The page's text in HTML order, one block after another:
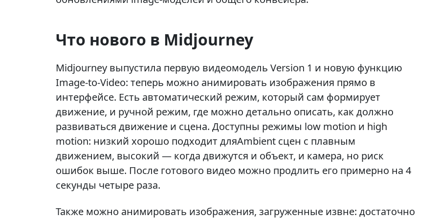
Что нового в Midjourney
Midjourney выпустила первую видеомодель Version 1 и новую функцию
Image-to-Video: теперь можно анимировать изображения прямо в
интерфейсе. Есть автоматический режим, который сам формирует
движение, и ручной режим, где можно детально описать, как должно
развиваться движение и сцена. Доступны режимы low motion и high
motion: низкий хорошо подходит дляAmbient сцен с плавным
движением, высокий — когда движутся и объект, и камера, но риск
ошибок выше. После готового видео можно продлить его примерно на 4
секунды четыре раза.
Также можно анимировать изображения, загруженные извне: достаточно